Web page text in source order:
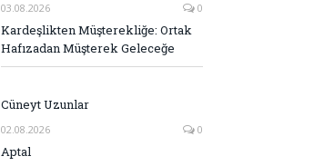
03.08.2026 0
Kardeşlikten Müşterekliğe: Ortak
Hafızadan Müşterek Geleceğe
Cüneyt Uzunlar
02.08.2026 0
Aptal